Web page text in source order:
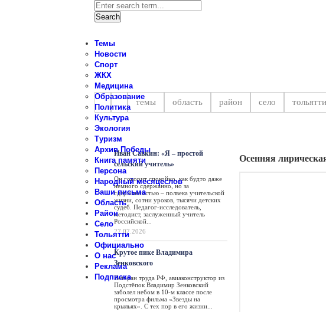
Новости Ставропольского района Самарской
темы область район село тольятти
Осенняя
Иван Савкин: «Я – простой
сельский учитель»
Он говорит спокойно, как будто даже
немного сдержанно, но за
сдержанностью – полвека учительской
жизни, сотни уроков, тысячи детских
судеб. Педагог-исследователь,
методист, заслуженный учитель
Российской...
27.07.2026
Крутое пике Владимира
Зенковского
Ветеран труда РФ, авиаконструктор из
Подстёпок Владимир Зенковский
заболел небом в 10-м классе после
просмотра фильма «Звезды на
крыльях». С тех пор в его жизни...
Темы
Новости
Спорт
ЖКХ
Медицина
Образование
Политика
Культура
Экология
Туризм
Архив Победы
Книга памяти
Персона
Народный месяцеслов
Ваши письма
Область
Район
Село
Тольятти
Официально
О нас
Реклама
Подписка